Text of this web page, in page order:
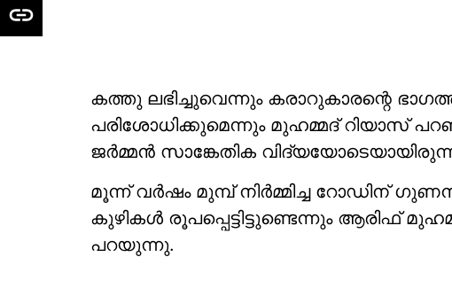
കത്തു ലഭിച്ചുവെന്നും കരാറുകാരന്റെ
പരിശോധിക്കുമെന്നും മുഹമ്മദ് റിയാസ്
ജര്‍മ്മന്‍ സാങ്കേതിക
മൂന്ന് വര്‍ഷം മുമ്പ് നിര്‍മ്മിച്ച റോഡിന്
കുഴികള്‍ രൂപപ്പെട്ടിട്ടുണ്ടെന്നും ആരിഫ്
പറയുന്നു.